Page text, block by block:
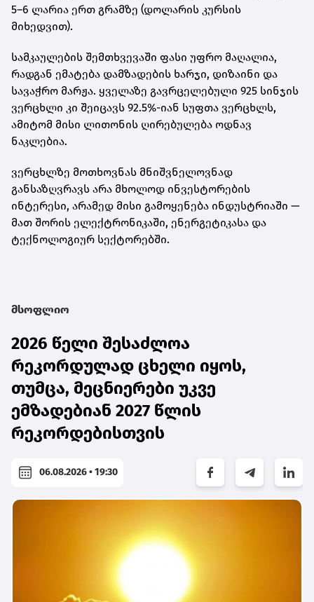
5–6 ლარია ერთ გრამზე (დოლარის კურსის
მიხედვით).
სამკაულების შემთხვევაში ფასი უფრო მაღალია,
რადგან ემატება დამზადების ხარჯი, დიზაინი და
სავაჭრო მარჟა. ყველაზე გავრცელებული 925 სინჯის
ვერცხლი კი შეიცავს 92.5%-იან სუფთა ვერცხლს,
ამიტომ მისი ლითონის ღირებულება ოდნავ
ნაკლებია.
ვერცხლზე მოთხოვნას მნიშვნელოვნად
განსაზღვრავს არა მხოლოდ ინვესტორების
ინტერესი, არამედ მისი გამოყენება ინდუსტრიაში —
მათ შორის ელექტრონიკაში, ენერგეტიკასა და
ტექნოლოგიურ სექტორებში.
მსოფლიო
2026 წელი შესაძლოა
რეკორდულად ცხელი იყოს,
თუმცა, მეცნიერები უკვე
ემზადებიან 2027 წლის
რეკორდებისთვის
06.08.2026 • 19:30